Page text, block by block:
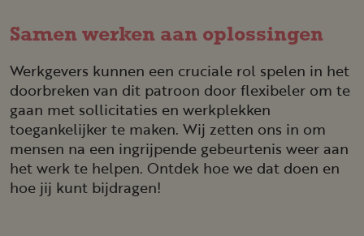
Samen werken aan oplossingen
Werkgevers kunnen een cruciale rol spelen in het
doorbreken van dit patroon door flexibeler om te
gaan met sollicitaties en werkplekken
toegankelijker te maken. Wij zetten ons in om
mensen na een ingrijpende gebeurtenis weer aan
het werk te helpen. Ontdek hoe we dat doen en
hoe jij kunt bijdragen!